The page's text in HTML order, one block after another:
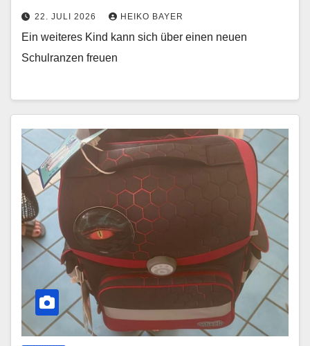
22. JULI 2026 HEIKO BAYER
Ein weiteres Kind kann sich über einen neuen
Schulranzen freuen